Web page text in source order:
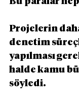
Projelerin
denetim
yapılması
halde kamu
söyledi.